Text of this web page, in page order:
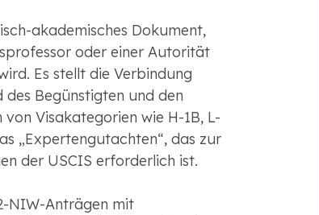
akademisches Dokument,
oder einer Autorität
Es stellt die Verbindung
Begünstigten und den
Visakategorien wie H-1B, L-
„Expertengutachten“, das zur
der USCIS erforderlich ist.
NIW-Anträgen mit